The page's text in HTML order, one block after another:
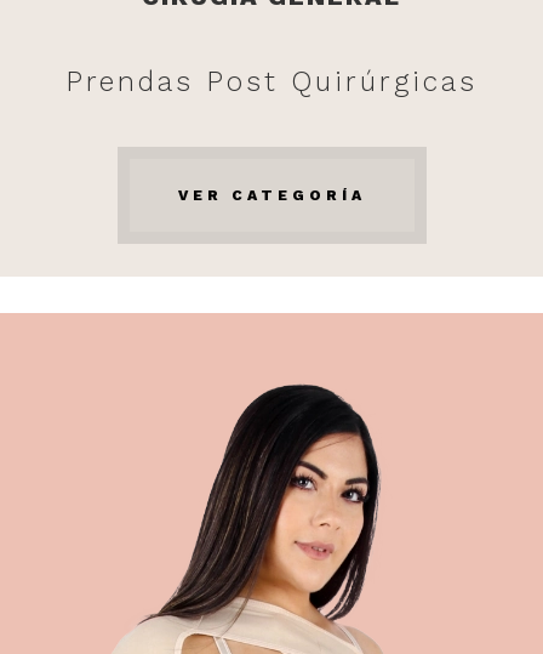
Prendas Post Quirúrgicas
VER CATEGORÍA